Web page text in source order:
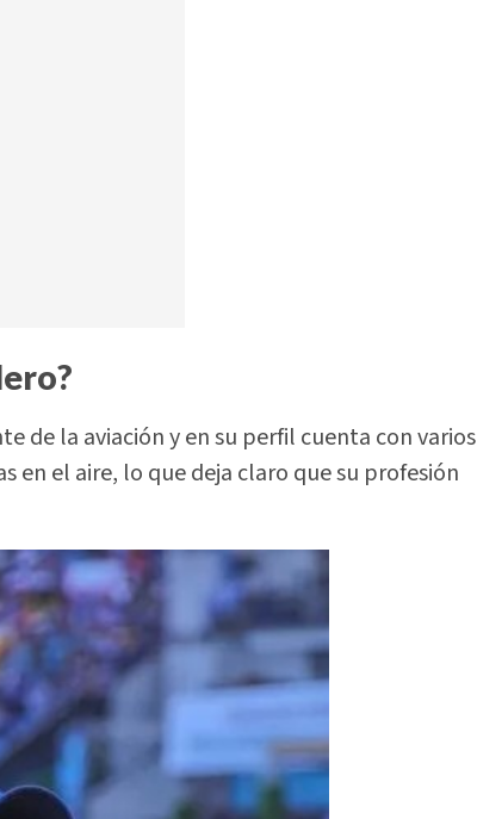
de la aviación y en su perfil cuenta con varios
en el aire, lo que deja claro que su profesión